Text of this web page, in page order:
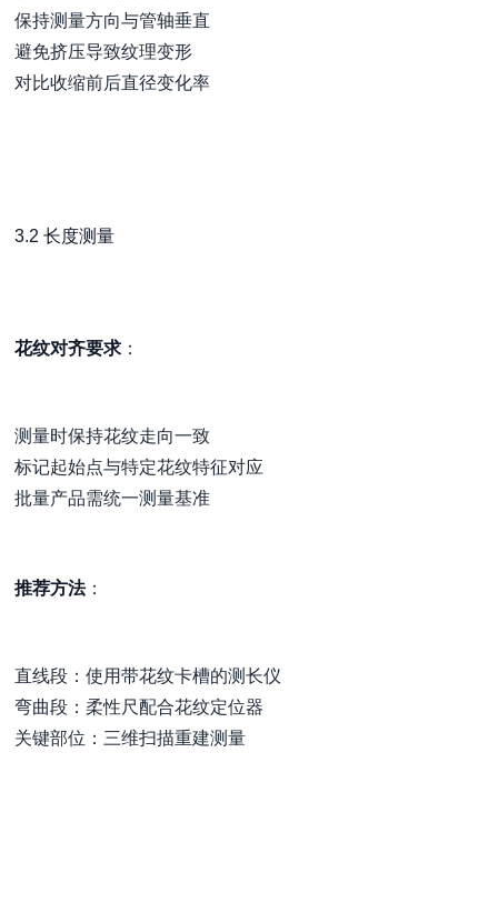
保持测量方向与管轴垂直
避免挤压导致纹理变形
对比收缩前后直径变化率
3.2 长度测量
花纹对齐要求 ：
测量时保持花纹走向一致
标记起始点与特定花纹特征对应
批量产品需统一测量基准
推荐方法：
直线段：使用带花纹卡槽的测长仪
弯曲段：柔性尺配合花纹定位器
关键部位：三维扫描重建测量